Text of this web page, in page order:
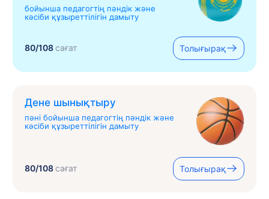
бойынша педагогтің пәндік және
кәсіби құзыреттілігін дамыту
80/108сағат Толығырақ
Дене шынықтыру
пәні бойынша педагогтің пәндік және
кәсіби құзыреттілігін дамыту
80/108сағат Толығырақ